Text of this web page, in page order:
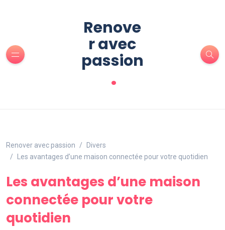
Renove
r avec
passion
.
Renover avec passion
Divers
Les avantages d’une maison connectée pour votre quotidien
Les avantages d’une maison
connectée pour votre
quotidien